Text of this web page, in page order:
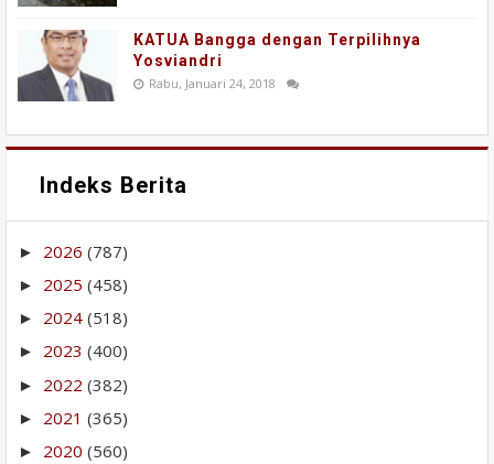
KATUA Bangga dengan Terpilihnya
Yosviandri
Rabu, Januari 24, 2018
Indeks Berita
► 2026 (787)
► 2025 (458)
► 2024 (518)
► 2023 (400)
► 2022 (382)
► 2021 (365)
► 2020 (560)